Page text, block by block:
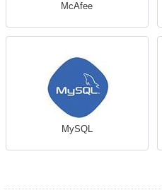
McAfee
MySQL